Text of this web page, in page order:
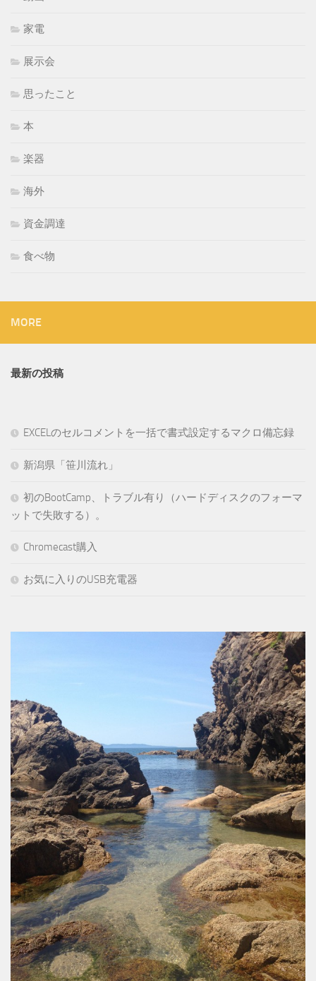
家電
展示会
思ったこと
本
楽器
海外
資金調達
食べ物
MORE
最新の投稿
EXCELのセルコメントを一括で書式設定するマクロ備忘録
新潟県「笹川流れ」
初のBootCamp、トラブル有り（ハードディスクのフォーマ
ットで失敗する）。
Chromecast購入
お気に入りのUSB充電器